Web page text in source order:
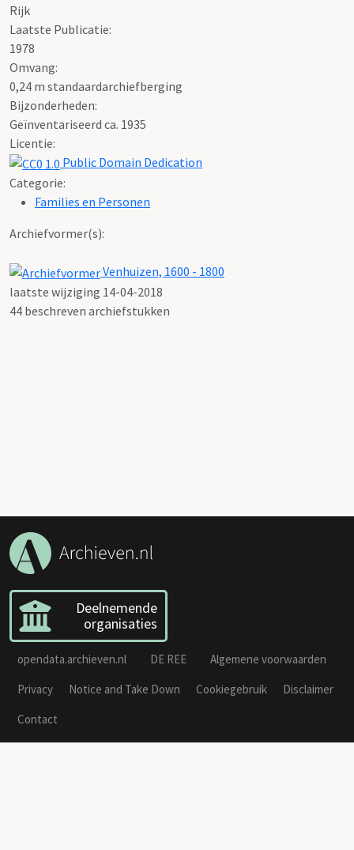
Rijk
Laatste Publicatie:
1978
Omvang:
0,24 m standaardarchiefberging
Bijzonderheden:
Geïnventariseerd ca. 1935
Licentie:
Public Domain Dedication
Categorie:
Families en Personen
Archiefvormer(s):
Venhuizen, 1600 - 1800
laatste wijziging 14-04-2018
44 beschreven archiefstukken
Deelnemende
organisaties
opendata.archieven.nl DE REE
Algemene voorwaarden
Privacy
Notice and Take Down Cookiegebruik
Disclaimer
Contact